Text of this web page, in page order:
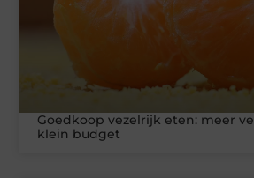
Goedkoop vezelrijk eten: meer
klein budget